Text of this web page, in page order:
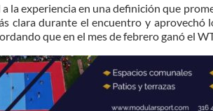
la experiencia en una definición que
clara durante el encuentro y aprovechó
que en el mes de febrero ganó el